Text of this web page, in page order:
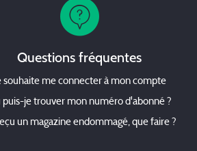
Questions fréquentes
souhaite me connecter à mon compte
puis-je trouver mon numéro d'abonné ?
reçu un magazine endommagé, que faire ?